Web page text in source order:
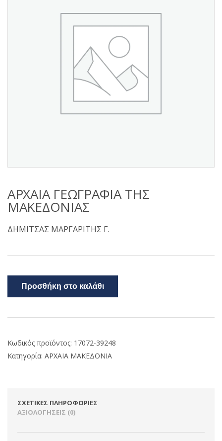
ΑΡΧΑΙΑ ΓΕΩΓΡΑΦΙΑ ΤΗΣ
ΜΑΚΕΔΟΝΙΑΣ
ΔΗΜΙΤΣΑΣ ΜΑΡΓΑΡΙΤΗΣ Γ.
Προσθήκη στο καλάθι
Κωδικός προϊόντος: 17072-39248
Κατηγορία: ΑΡΧΑΙΑ ΜΑΚΕΔΟΝΙΑ
ΣΧΕΤΙΚΈΣ ΠΛΗΡΟΦΟΡΊΕΣ
ΑΞΙΟΛΟΓΉΣΕΙΣ (0)